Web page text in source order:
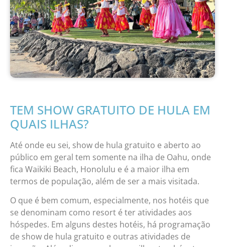
TEM SHOW GRATUITO DE HULA EM
QUAIS ILHAS?
Até onde eu sei, show de hula gratuito e aberto ao
público em geral tem somente na ilha de Oahu, onde
fica Waikiki Beach, Honolulu e é a maior ilha em
termos de população, além de ser a mais visitada.
O que é bem comum, especialmente, nos hotéis que
se denominam como resort é ter atividades aos
hóspedes. Em alguns destes hotéis, há programação
de show de hula gratuito e outras atividades de